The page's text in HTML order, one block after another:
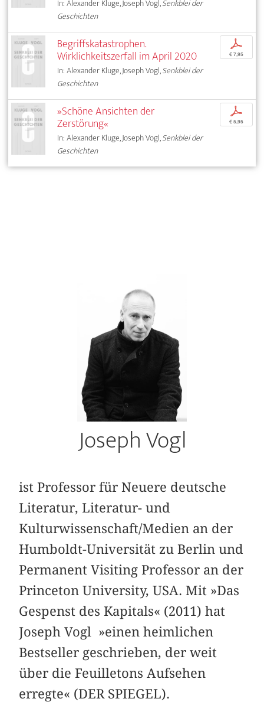
In: Alexander Kluge, Joseph Vogl,Senkblei der
Geschichten
Begriffskatastrophen.
Wirklichkeitszerfall im April 2020
In: Alexander Kluge, Joseph Vogl,Senkblei der
Geschichten
p
€ 7,95
»Schöne Ansichten der
Zerstörung«
In: Alexander Kluge, Joseph Vogl,Senkblei der
Geschichten
p
€ 5,95
Joseph Vogl
ist Professor für Neuere deutsche
Literatur, Literatur- und
Kulturwissenschaft/Medien an der
Humboldt-Universität zu Berlin und
Permanent Visiting Professor an der
Princeton University, USA. Mit »Das
Gespenst des Kapitals« (2011) hat
Joseph Vogl »einen heimlichen
Bestseller geschrieben, der weit
über die Feuilletons Aufsehen
erregte« (DER SPIEGEL).